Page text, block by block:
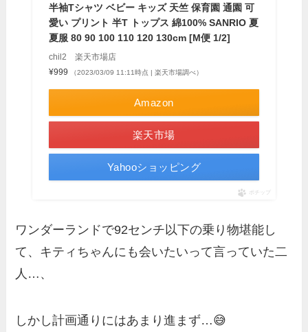
半袖Tシャツ ベビー キッズ 天竺 保育園 通園 可
愛い プリント 半T トップス 綿100% SANRIO 夏
夏服 80 90 100 110 120 130cm [M便 1/2]
chil2 楽天市場店
¥999
（2023/03/09 11:11時点 | 楽天市場調べ）
Amazon
楽天市場
Yahooショッピング
ポチップ
ワンダーランドで92センチ以下の乗り物堪能し
て、キティちゃんにも会いたいって言っていた二
人…、
しかし計画通りにはあまり進まず…😅